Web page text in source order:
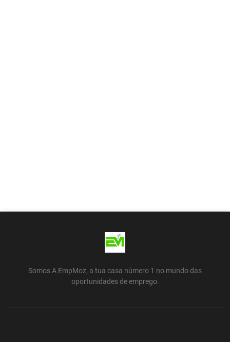
Somos A EmpMoz, a tua casa número 1 no mundo das
oportunidades de emprego.